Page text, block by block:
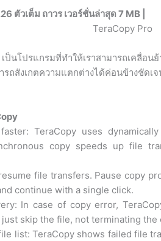
ตัวเต็ม ถาวร เวอร์ชั่นล่าสุด 7 MB |
นโปรแกรมที่ทำให้เราสามารถเคลื่อน
ถสังเกตความแตกต่างได้ค่อนข้างชัด
TeraCopy uses
copy speeds up file
file transfers. Pause copy
continue with a single click.
In case of copy error,
skip the file, not terminating the
list: TeraCopy shows failed file